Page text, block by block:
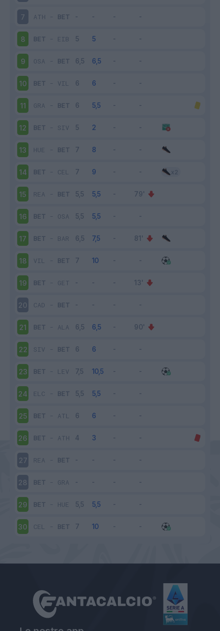
7 ATH - BET
8 BET - EIB
9 OSA - BET
10 BET - VIL
11 GRA - BET
12 BET - SIV
13 HUE - BET
14 BET - CEL
15 REA - BET
16 BET - OSA
17 BET - BAR
18 VIL - BET
19 BET - GET
20 CAD - BET
21 BET - ALA
22 SIV - BET
23 BET - LEV
24 ELC - BET
25 BET - ATL
26 BET - ATH
27 REA - BET
28 BET - GRA
29 BET - HUE
30 CEL - BET